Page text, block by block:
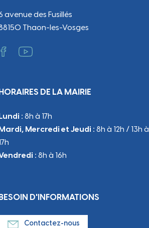
avenue des Fusillés
Thaon-les-Vosges
DE LA MAIRIE
: 8h à 17h
Mercredi et Jeudi : 8h à 12h / 13h à
: 8h à 16h
D'INFORMATIONS
Contactez-nous